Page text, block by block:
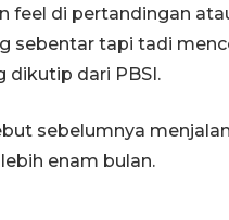
feel di pertandingan
sebentar tapi tadi
dikutip dari PBSI.
sebelumnya
enam bulan.